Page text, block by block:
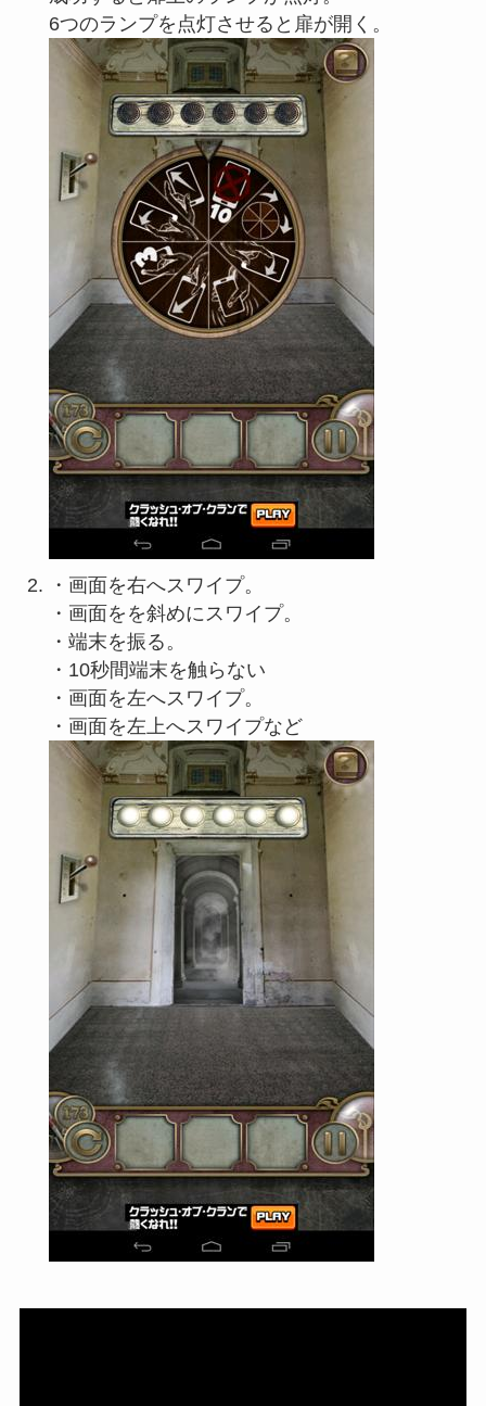
6つのランプを点灯させると扉が開く。
・画面を右へスワイプ。
・画面をを斜めにスワイプ。
・端末を振る。
・10秒間端末を触らない
・画面を左へスワイプ。
・画面を左上へスワイプなど